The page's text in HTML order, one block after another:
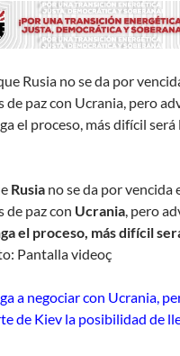
Rusia no se da por vencida
de paz con Ucrania , pero
el proceso, más difícil
Pantalla videoç
a negociar con Ucrania,
de Kiev la posibilidad de